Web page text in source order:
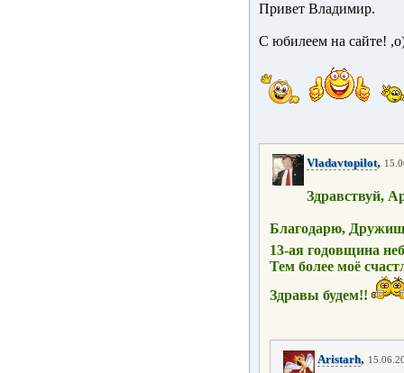
Привет Владимир.
С юбилеем на сайте!
Vladavtopilot,
Здравствуй,
Благодарю,
13-ая годовщина
Тем более моё
Здравы будем!!
Aristarh,